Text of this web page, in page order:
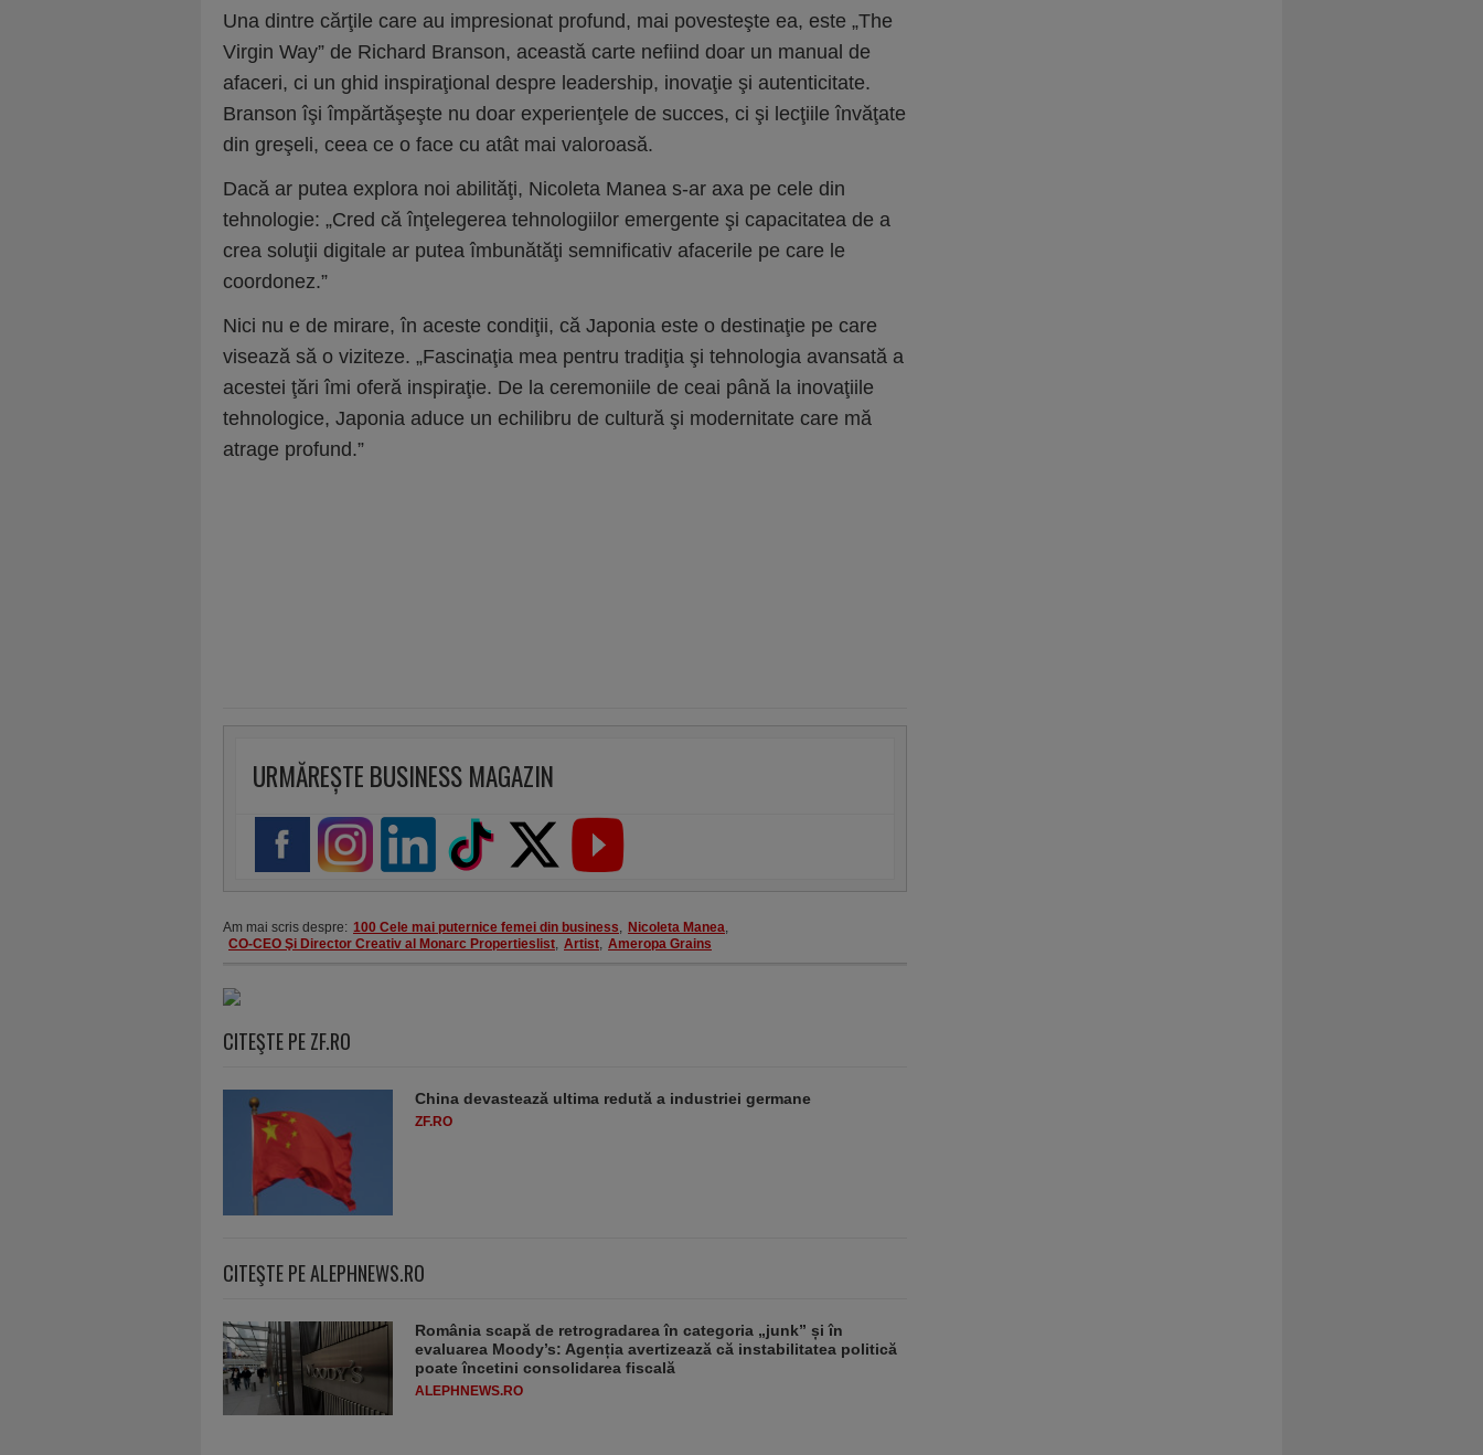
Una dintre cărţile care au impresionat profund, mai povesteşte ea, este „The
Virgin Way” de Richard Branson, această carte nefiind doar un manual de
afaceri, ci un ghid inspiraţional despre leadership, inovaţie şi autenticitate.
Branson îşi împărtăşeşte nu doar experienţele de succes, ci şi lecţiile învăţate
din greşeli, ceea ce o face cu atât mai valoroasă.
Dacă ar putea explora noi abilităţi, Nicoleta Manea s-ar axa pe cele din
tehnologie: „Cred că înţelegerea tehnologiilor emergente şi capacitatea de a
crea soluţii digitale ar putea îmbunătăţi semnificativ afacerile pe care le
coordonez.”
Nici nu e de mirare, în aceste condiţii, că Japonia este o destinaţie pe care
visează să o viziteze. „Fascinaţia mea pentru tradiţia şi tehnologia avansată a
acestei ţări îmi oferă inspiraţie. De la ceremoniile de ceai până la inovaţiile
tehnologice, Japonia aduce un echilibru de cultură şi modernitate care mă
atrage profund.”
URMĂREȘTE BUSINESS MAGAZIN
Am mai scris despre: 100 Cele mai puternice femei din business, Nicoleta Manea,
CO-CEO Şi Director Creativ al Monarc Propertieslist, Artist, Ameropa Grains
CITEŞTE PE ZF.RO
China devastează ultima redută a industriei germane
ZF.RO
CITEŞTE PE ALEPHNEWS.RO
România scapă de retrogradarea în categoria „junk” și în
evaluarea Moody’s: Agenția avertizează că instabilitatea politică
poate încetini consolidarea fiscală
ALEPHNEWS.RO